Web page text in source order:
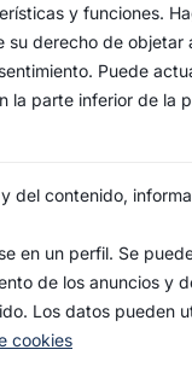
y funciones.
derecho de
Puede
la parte inferior de la
del contenido,
en un perfil. Se
de los anuncios y
Los datos pueden
cookies
y
4
AVISO LEGAL
de la